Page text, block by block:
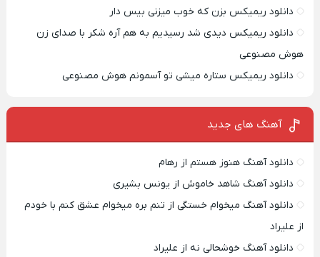
دانلود ریمیکس بزن که خوب میزنی بیس دار
دانلود ریمیکس دیدی شد رسیدیم به هم آره شکر با صدای زن
هوش مصنوعی
دانلود ریمیکس ستاره میشی تو آسمونم هوش مصنوعی
آهنگ های جدید
دانلود آهنگ هنوز هستم از رهام
دانلود آهنگ شاهد خاموش از یونس بشیری
دانلود آهنگ میخوام خستگی از تنم بره میخوام عشق کنم با خودم
از علیراد
دانلود آهنگ خوشحالی نه از علیراد